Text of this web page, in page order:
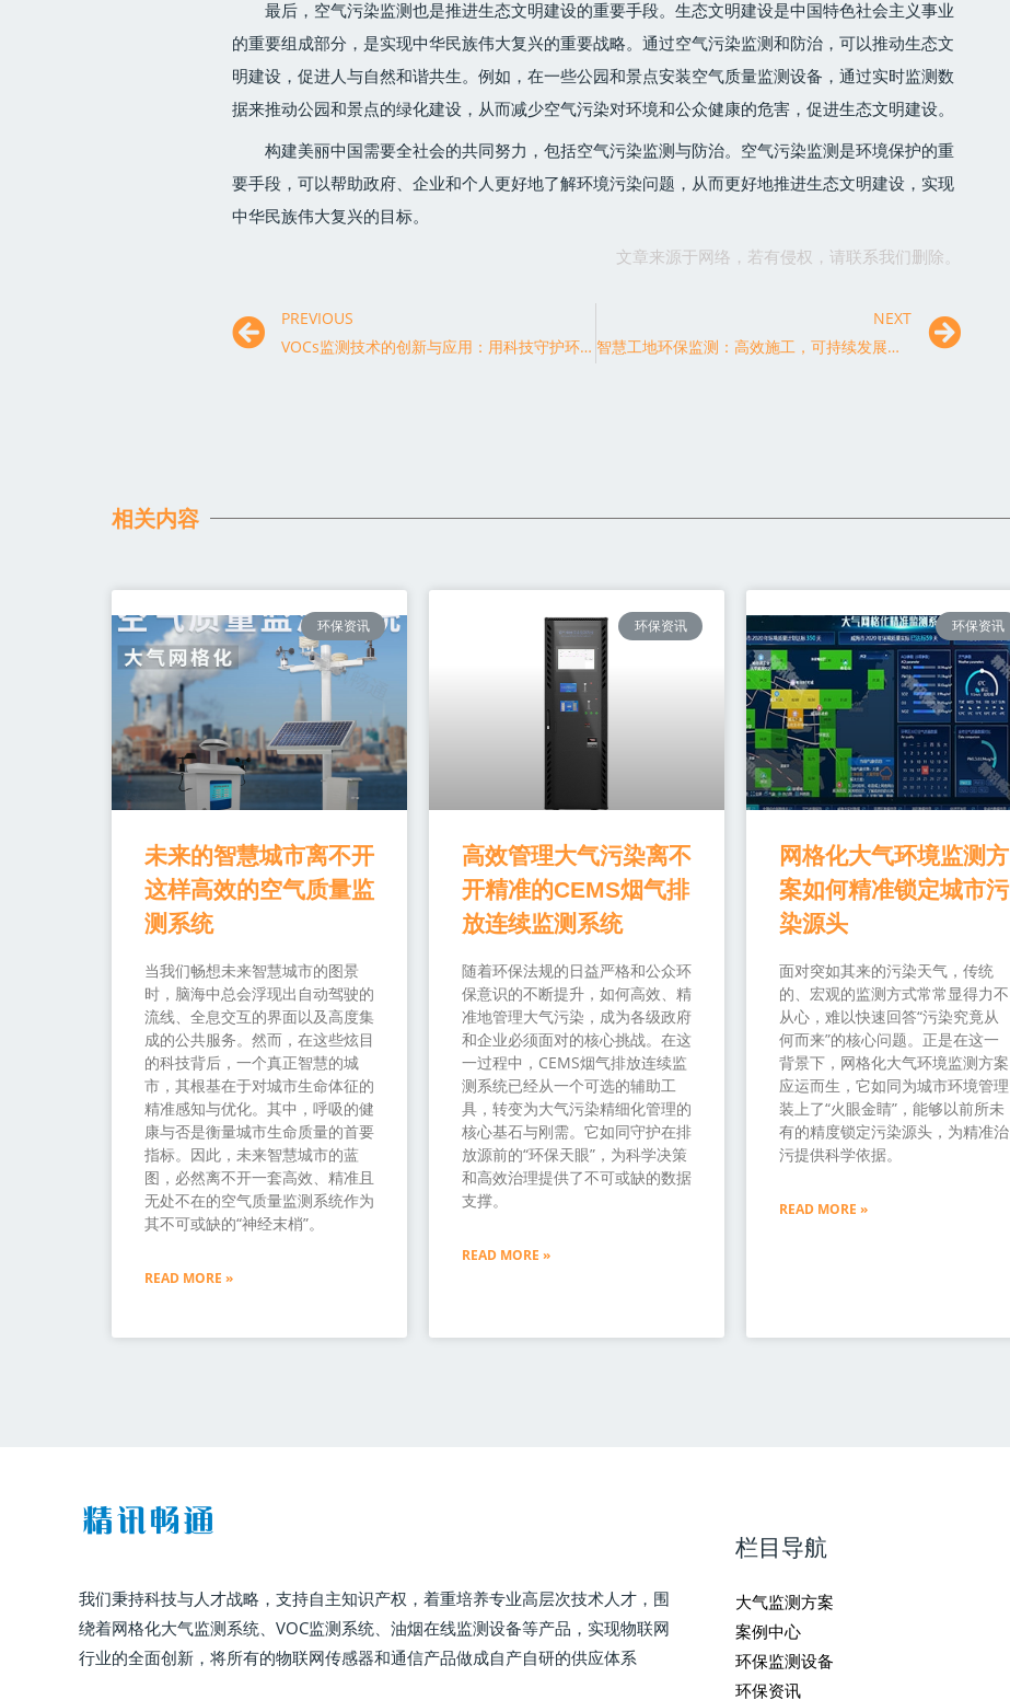
最后，空气污染监测也是推进生态文明建设的重要手段。生态文明建设是中国特色社会主义事业
的重要组成部分，是实现中华民族伟大复兴的重要战略。通过空气污染监测和防治，可以推动生态文
明建设，促进人与自然和谐共生。例如，在一些公园和景点安装空气质量监测设备，通过实时监测数
据来推动公园和景点的绿化建设，从而减少空气污染对环境和公众健康的危害，促进生态文明建设。
构建美丽中国需要全社会的共同努力，包括空气污染监测与防治。空气污染监测是环境保护的重
要手段，可以帮助政府、企业和个人更好地了解环境污染问题，从而更好地推进生态文明建设，实现
中华民族伟大复兴的目标。
文章来源于网络，若有侵权，请联系我们删除。
PREVIOUS
VOCs监测技术的创新与应用：用科技守护环境健康
NEXT
智慧工地环保监测：高效施工，可持续发展之路
相关内容
环保资讯
未来的智慧城市离不开
这样高效的空气质量监
测系统
当我们畅想未来智慧城市的图景
时，脑海中总会浮现出自动驾驶的
流线、全息交互的界面以及高度集
成的公共服务。然而，在这些炫目
的科技背后，一个真正智慧的城
市，其根基在于对城市生命体征的
精准感知与优化。其中，呼吸的健
康与否是衡量城市生命质量的首要
指标。因此，未来智慧城市的蓝
图，必然离不开一套高效、精准且
无处不在的空气质量监测系统作为
其不可或缺的“神经末梢”。
READ MORE »
环保资讯
高效管理大气污染离不
开精准的CEMS烟气排
放连续监测系统
随着环保法规的日益严格和公众环
保意识的不断提升，如何高效、精
准地管理大气污染，成为各级政府
和企业必须面对的核心挑战。在这
一过程中，CEMS烟气排放连续监
测系统已经从一个可选的辅助工
具，转变为大气污染精细化管理的
核心基石与刚需。它如同守护在排
放源前的“环保天眼”，为科学决策
和高效治理提供了不可或缺的数据
支撑。
READ MORE »
环保资讯
网格化大气环境监测方
案如何精准锁定城市污
染源头
面对突如其来的污染天气，传统
的、宏观的监测方式常常显得力不
从心，难以快速回答“污染究竟从
何而来”的核心问题。正是在这一
背景下，网格化大气环境监测方案
应运而生，它如同为城市环境管理
装上了“火眼金睛”，能够以前所未
有的精度锁定污染源头，为精准治
污提供科学依据。
READ MORE »
我们秉持科技与人才战略，支持自主知识产权，着重培养专业高层次技术人才，围
绕着网格化大气监测系统、VOC监测系统、油烟在线监测设备等产品，实现物联网
行业的全面创新，将所有的物联网传感器和通信产品做成自产自研的供应体系
栏目导航
大气监测方案
案例中心
环保监测设备
环保资讯